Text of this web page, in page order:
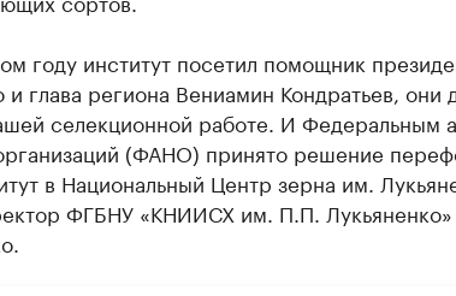
году институт посетил помощник
глава региона Вениамин Кондратьев, они
селекционной работе. И Федеральным
(ФАНО) принято решение
в Национальный Центр зерна им.
ФГБНУ «КНИИСХ им. П.П.